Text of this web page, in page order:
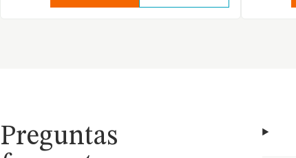
Preguntas